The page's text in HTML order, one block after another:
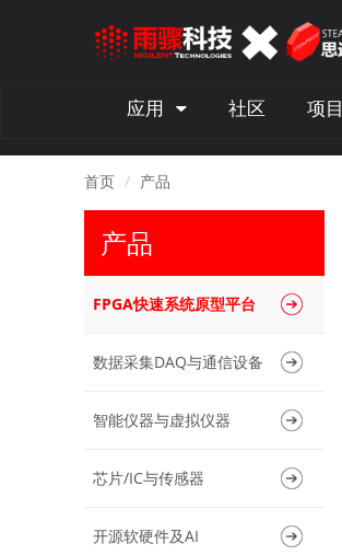
应用 社区 项目
首页 产品
产品
FPGA快速系统原型平台
数据采集DAQ与通信设备
智能仪器与虚拟仪器
芯片/IC与传感器
开源软硬件及AI